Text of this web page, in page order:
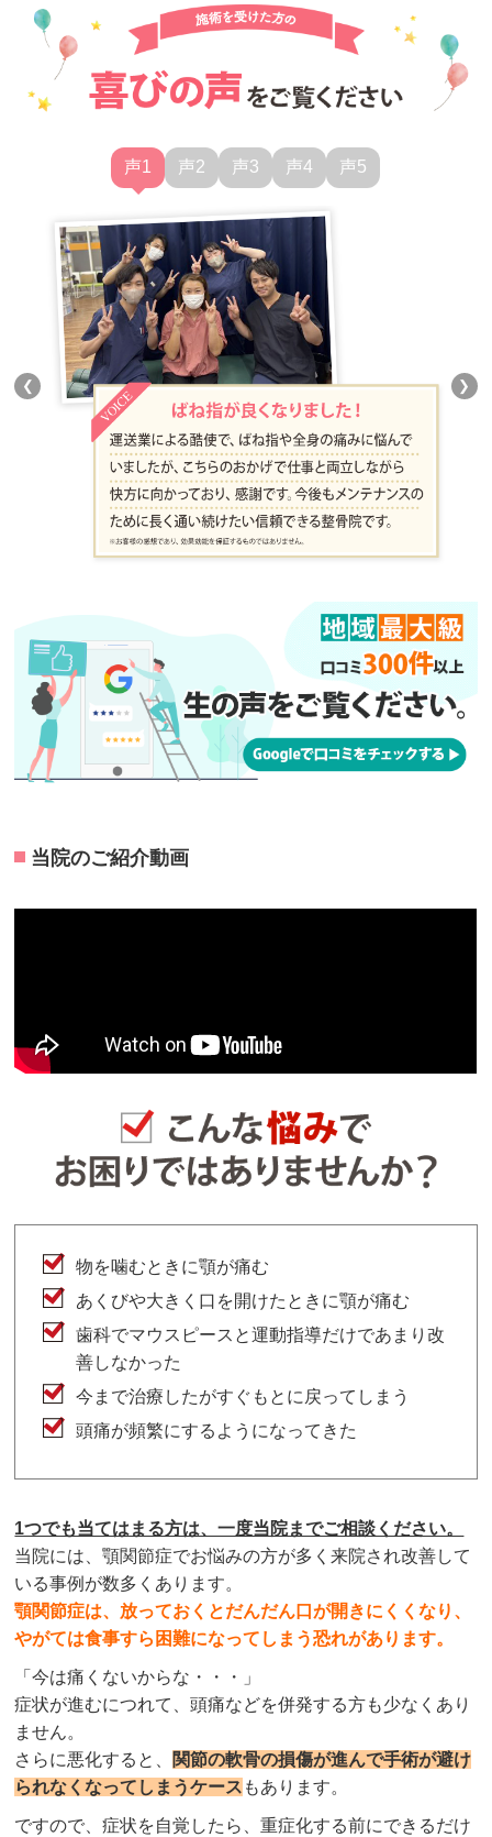
声1 声2 声3 声4 声5
❮ ❯
当院のご紹介動画
物を噛むときに顎が痛む
あくびや大きく口を開けたときに顎が痛む
歯科でマウスピースと運動指導だけであまり改
善しなかった
今まで治療したがすぐもとに戻ってしまう
頭痛が頻繁にするようになってきた
1つでも当てはまる方は、一度当院までご相談ください。
当院には、顎関節症でお悩みの方が多く来院され改善して
いる事例が数多くあります。
顎関節症は、放っておくとだんだん口が開きにくくなり、
やがては食事すら困難になってしまう恐れがあります。
「今は痛くないからな・・・」
症状が進むにつれて、頭痛などを併発する方も少なくあり
ません。
さらに悪化すると、 関節の軟骨の損傷が進んで手術が避け
られなくなってしまうケース もあります。
ですので、症状を自覚したら、重症化する前にできるだけ